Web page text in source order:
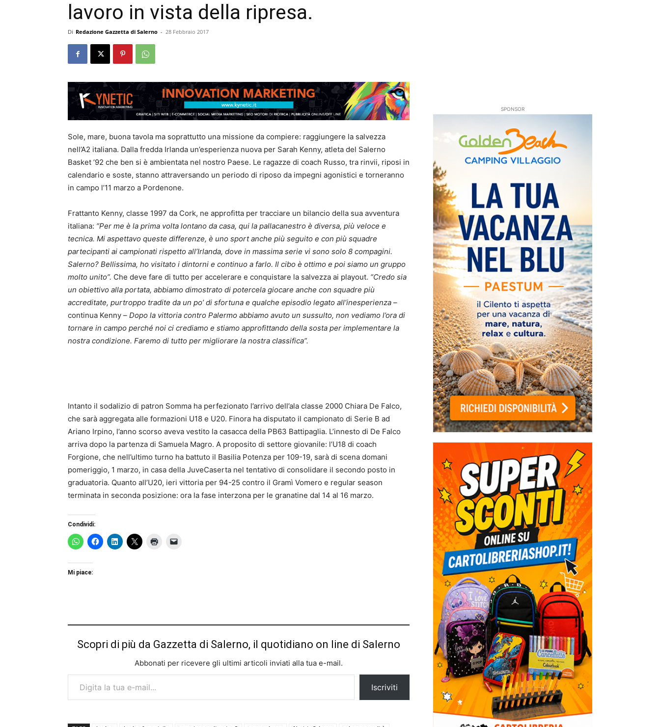
lavoro in vista della ripresa.
Di Redazione Gazzetta di Salerno - 28 Febbraio 2017
Sole, mare, buona tavola ma soprattutto una missione da compiere: raggiungere la salvezza
nell’A2 italiana. Dalla fredda Irlanda un’esperienza nuova per Sarah Kenny, atleta del Salerno
Basket ’92 che ben si è ambientata nel nostro Paese. Le ragazze di coach Russo, tra rinvii, riposi in
calendario e soste, stanno attraversando un periodo di riposo da impegni agonistici e torneranno
in campo l’11 marzo a Pordenone.
Frattanto Kenny, classe 1997 da Cork, ne approfitta per tracciare un bilancio della sua avventura
italiana: “Per me è la prima volta lontano da casa, qui la pallacanestro è diversa, più veloce e
tecnica. Mi aspettavo queste differenze, è uno sport anche più seguito e con più squadre
partecipanti ai campionati rispetto all’Irlanda, dove in massima serie vi sono solo 8 compagini.
Salerno? Bellissima, ho visitato i dintorni e continuo a farlo. Il cibo è ottimo e poi siamo un gruppo
molto unito”. Che deve fare di tutto per accelerare e conquistare la salvezza ai playout. “Credo sia
un obiettivo alla portata, abbiamo dimostrato di potercela giocare anche con squadre più
accreditate, purtroppo tradite da un po’ di sfortuna e qualche episodio legato all’inesperienza –
continua Kenny – Dopo la vittoria contro Palermo abbiamo avuto un sussulto, non vediamo l’ora di
tornare in campo perché noi ci crediamo e stiamo approfittando della sosta per implementare la
nostra condizione. Faremo di tutto per migliorare la nostra classifica”.
Intanto il sodalizio di patron Somma ha perfezionato l’arrivo dell’ala classe 2000 Chiara De Falco,
che sarà aggregata alle formazioni U18 e U20. Finora ha disputato il campionato di Serie B ad
Ariano Irpino, l’anno scorso aveva vestito la casacca della PB63 Battipaglia. L’innesto di De Falco
arriva dopo la partenza di Samuela Magro. A proposito di settore giovanile: l’U18 di coach
Forgione, che nell’ultimo turno ha battuto il Basilia Potenza per 109-19, sarà di scena domani
pomeriggio, 1 marzo, in casa della JuveCaserta nel tentativo di consolidare il secondo posto in
graduatoria. Quanto all’U20, ieri vittoria per 94-25 contro il Gramì Vomero e regular season
terminata in seconda posizione: ora la fase interzona per le granatine dal 14 al 16 marzo.
Condividi:
Mi piace:
Scopri di più da Gazzetta di Salerno, il quotidiano on line di Salerno
Abbonati per ricevere gli ultimi articoli inviati alla tua e-mail.
Digita la tua e-mail...
Iscriviti
SPONSOR